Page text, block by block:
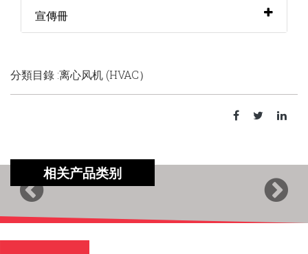
宣傳冊
分類目錄 :离心风机 (HVAC）
相关产品类别
Previous Next